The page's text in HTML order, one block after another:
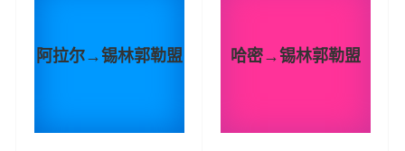
阿拉尔→锡林郭勒盟 哈密→锡林郭勒盟